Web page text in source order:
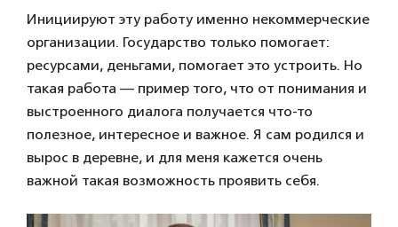
Инициируют эту работу именно некоммерческие
организации. Государство только помогает:
ресурсами, деньгами, помогает это устроить. Но
такая работа — пример того, что от понимания и
выстроенного диалога получается что-то
полезное, интересное и важное. Я сам родился и
вырос в деревне, и для меня кажется очень
важной такая возможность проявить себя.